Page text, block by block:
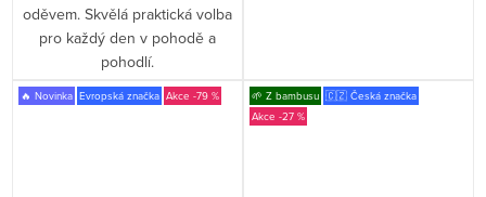
oděvem. Skvělá praktická volba
pro každý den v pohodě a
pohodlí.
🔥 Novinka Evropská značka -79 % 🌱 Z bambusu 🇨🇿 Česká značka
-27 %